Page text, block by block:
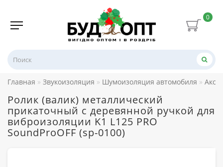
0
Главная Звукоизоляция Шумоизоляция автомобиля
Ролик (валик) металлический
прикаточный с деревянной ручкой для
виброизоляции K1 L125 PRO
SoundProOFF (sp-0100)